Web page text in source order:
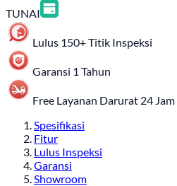
TUNAI
Lulus 150+ Titik Inspeksi
Garansi 1 Tahun
Free Layanan Darurat 24 Jam
Spesifikasi
Fitur
Lulus Inspeksi
Garansi
Showroom